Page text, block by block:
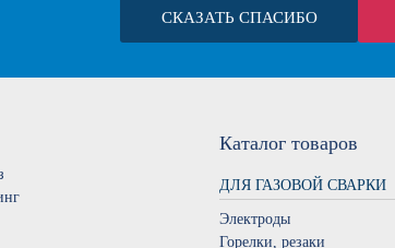
СКАЗАТЬ СПАСИБО
Каталог товаров
ДЛЯ ГАЗОВОЙ СВАРКИ
Электроды
Горелки, резаки